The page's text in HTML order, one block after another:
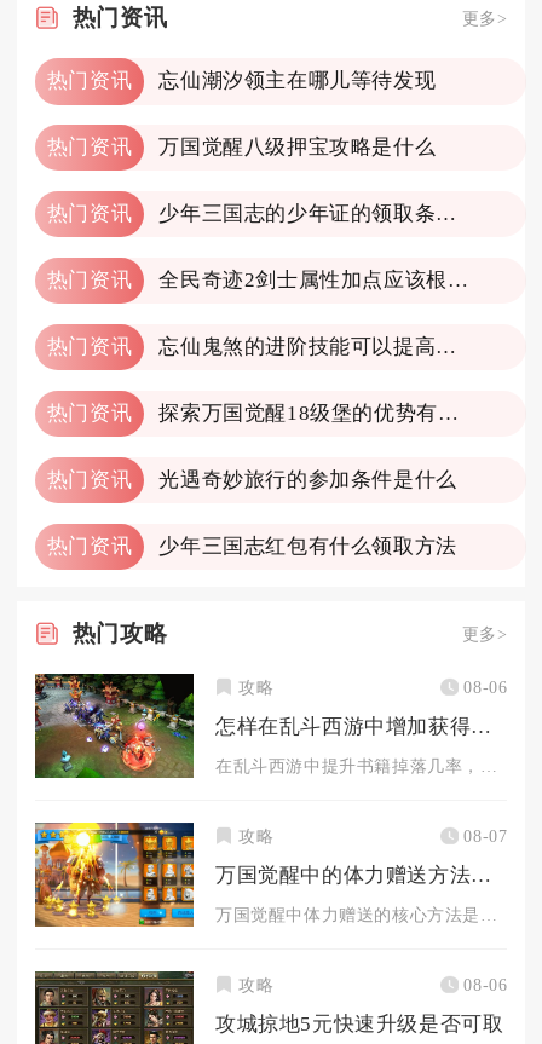
热门资讯 更多>
热门资讯 忘仙潮汐领主在哪儿等待发现
热门资讯 万国觉醒八级押宝攻略是什么
热门资讯 少年三国志的少年证的领取条件是什么
热门资讯 全民奇迹2剑士属性加点应该根据什么来决策
热门资讯 忘仙鬼煞的进阶技能可以提高实力吗
热门资讯 探索万国觉醒18级堡的优势有哪些
热门资讯 光遇奇妙旅行的参加条件是什么
热门资讯 少年三国志红包有什么领取方法
热门攻略 更多>
攻略 08-06
怎样在乱斗西游中增加获得书籍的几率
攻略 08-07
万国觉醒中的体力赠送方法是什么
攻略 08-06
攻城掠地5元快速升级是否可取